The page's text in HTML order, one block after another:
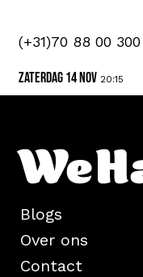
(+31)70 88 00 300
zaterdag 14 nov 20:15
Blogs
Over ons
Contact